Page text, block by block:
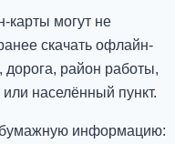
карты могут не
скачать офлайн-
дорога, район работы,
населённый пункт.
бумажную информацию: